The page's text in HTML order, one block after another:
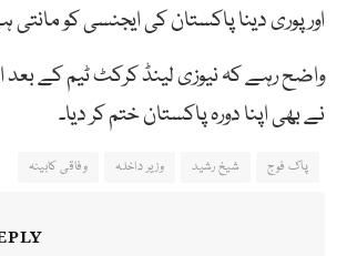
اور پوری دینا پاکستان کی ایجنسی کو مانتی
واضح رہے کہ نیوزی لینڈ کرکٹ ٹیم کے بعد
نے بھی اپنا دورہ پاکستان ختم کر دیا۔
پاک فوج شیخ رشید وزیر داخلہ وفاقی کابینہ